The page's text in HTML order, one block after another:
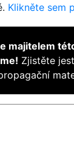
Klikněte sem
majitelem
Zjistěte